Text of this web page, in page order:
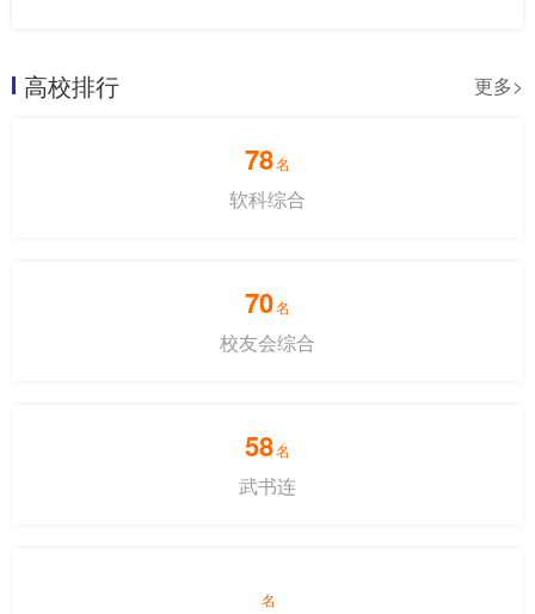
高校排行 更多>
78名
软科综合
70名
校友会综合
58名
武书连
名